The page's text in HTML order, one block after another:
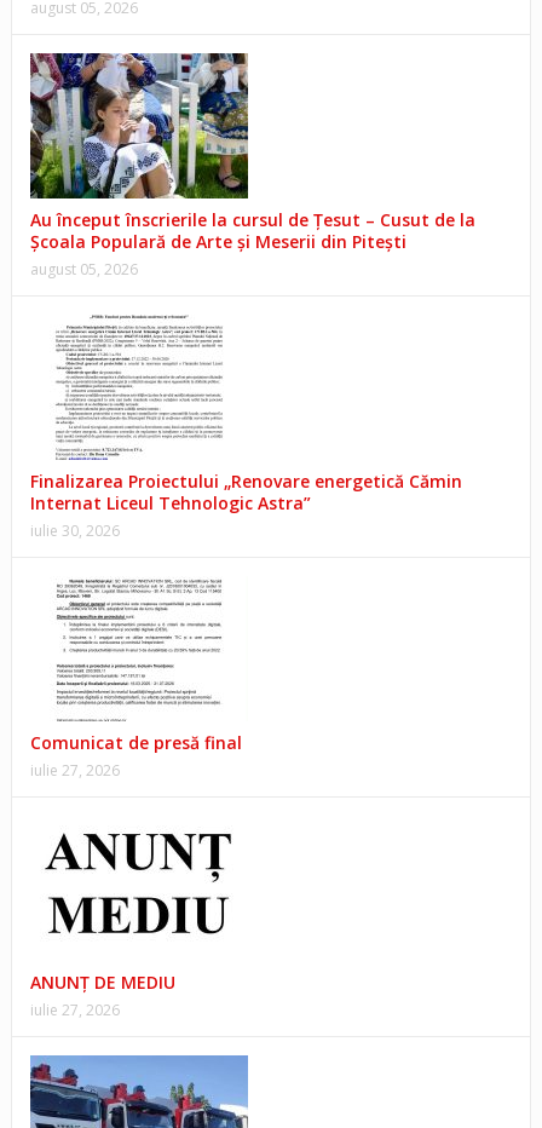
august 05, 2026
Au început înscrierile la cursul de Țesut – Cusut de la
Școala Populară de Arte și Meserii din Pitești
august 05, 2026
Finalizarea Proiectului „Renovare energetică Cămin
Internat Liceul Tehnologic Astra”
iulie 30, 2026
Comunicat de presă final
iulie 27, 2026
ANUNŢ DE MEDIU
iulie 27, 2026